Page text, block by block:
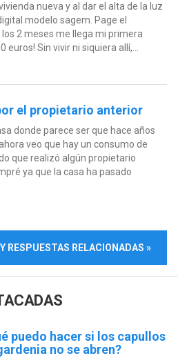
nueva y al dar el alta de la luz
modelo sagem. Page el
2 meses me llega mi primera
euros! Sin vivir ni siquiera allí,...
el propietario anterior
donde parece ser que hace años
veo que hay un consumo de
que realizó algún propietario
ya que la casa ha pasado
RESPUESTAS RELACIONADAS »
puedo hacer si los capullos
no se abren?